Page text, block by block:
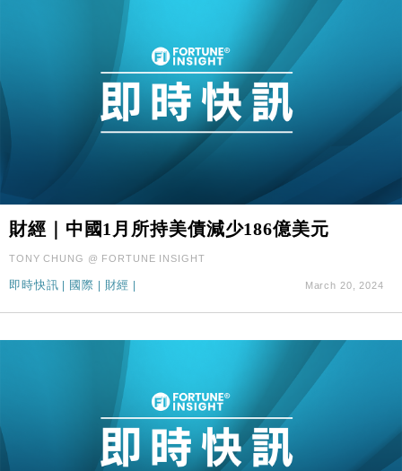
財經｜中國1月所持美債減少186億美元
TONY CHUNG @ FORTUNE INSIGHT
即時快訊 | 國際 | 財經 | March 20, 2024